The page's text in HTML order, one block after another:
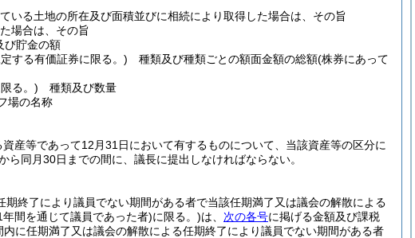
る土地の所在及び面積並びに相続により取得した場合は、その旨
場合は、その旨
貯金の額
する有価証券に限る。) 種類及び種類ごとの額面金額の総額(株券にあって
る。) 種類及び数量
場の名称
資産等であって12月31日において有するものについて、当該資産等の区分に
同月30日までの間に、議長に提出しなければならない。
終了により議員でない期間がある者で当該任期満了又は議会の解散による
間を通じて議員であった者)に限る。)は、 次の各号に掲げる金額及び課税
内に任期満了又は議会の解散による任期終了により議員でない期間がある者